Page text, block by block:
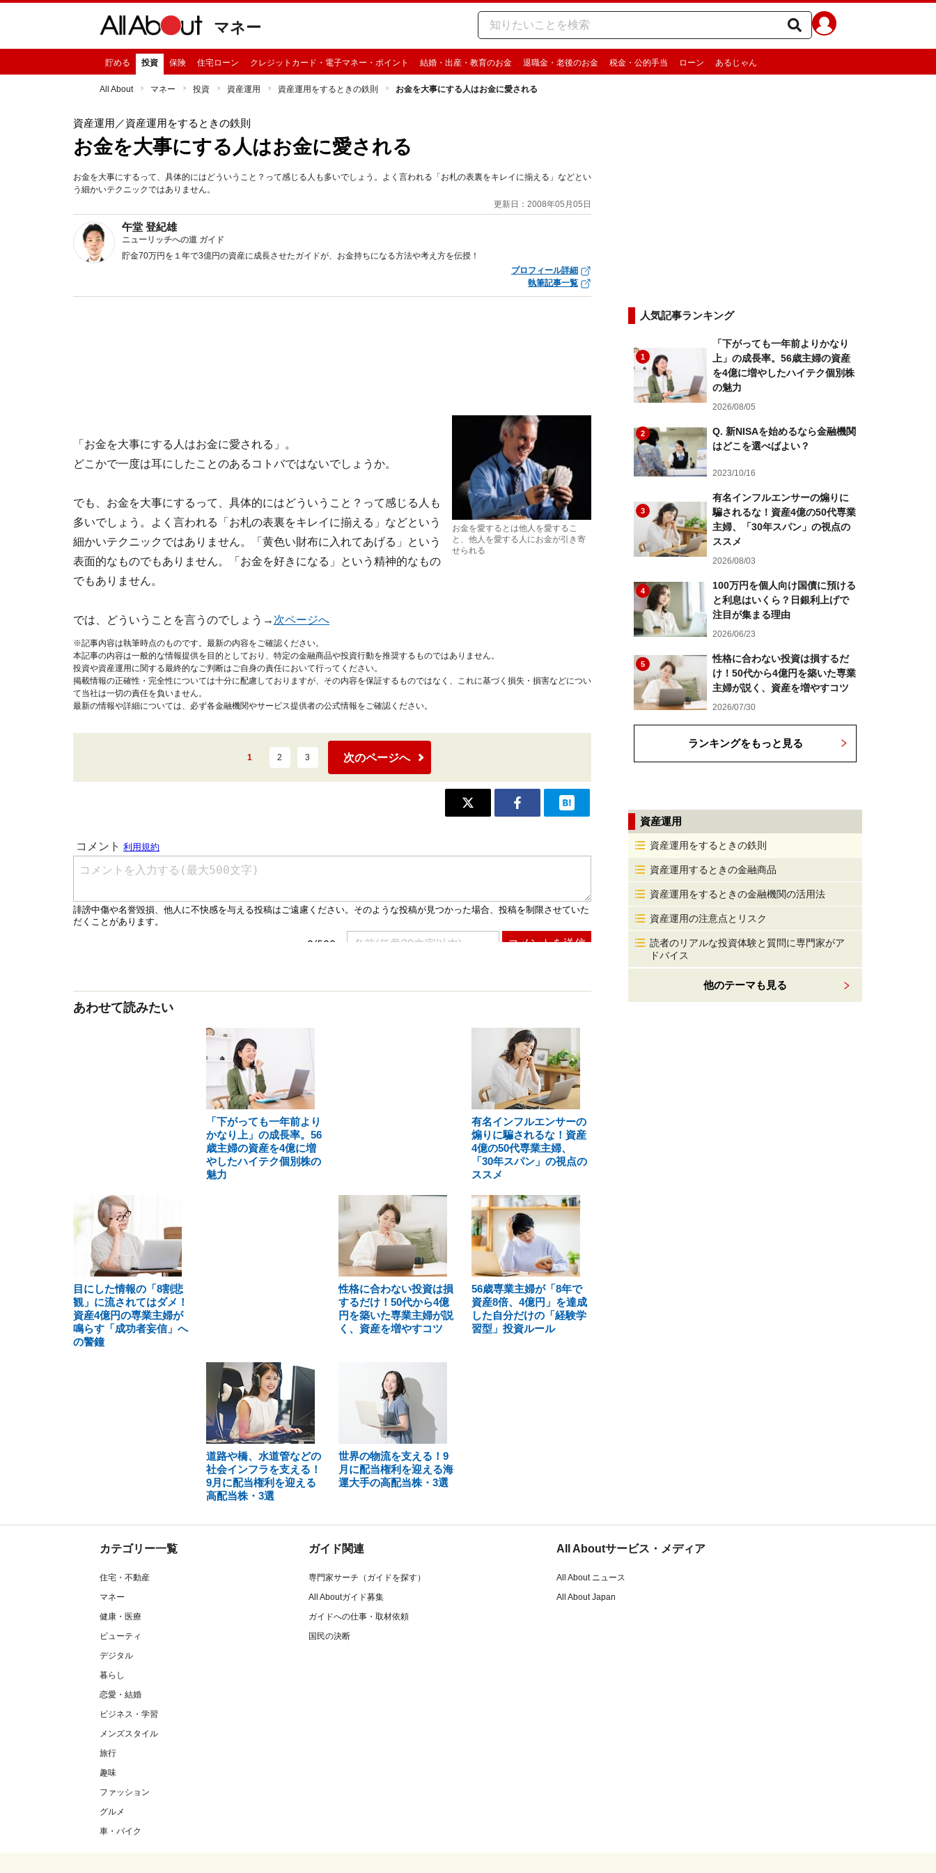
マネー
貯める 投資 保険 住宅ローン クレジットカード・電子マネー・ポイント 結婚・出産・教育のお金 退職金・老後のお金 税金・公的手当 ローン あるじゃん
All About マネー 投資 資産運用 資産運用をするときの鉄則 お金を大事にする人はお金に愛される
資産運用 ／資産運用をするときの鉄則
お金を大事にする人はお金に愛される
お金を大事にするって、具体的にはどういうこと？って感じる人も多いでしょう。よく言われる「お札の表裏をキレイに揃える」などとい
う細かいテクニックではありません。
更新日：2008年05月05日
午堂 登紀雄
ニューリッチへの道 ガイド
貯金70万円を１年で3億円の資産に成長させたガイドが、お金持ちになる方法や考え方を伝授！
プロフィール詳細
執筆記事一覧
お金を愛するとは他人を愛するこ
と、他人を愛する人にお金が引き寄
せられる
「お金を大事にする人はお金に愛される」。
どこかで一度は耳にしたことのあるコトバではないでしょうか。
でも、お金を大事にするって、具体的にはどういうこと？って感じる人も
多いでしょう。よく言われる「お札の表裏をキレイに揃える」などという
細かいテクニックではありません。「黄色い財布に入れてあげる」という
表面的なものでもありません。「お金を好きになる」という精神的なもの
でもありません。
では、どういうことを言うのでしょう→ 次ページへ
※記事内容は執筆時点のものです。最新の内容をご確認ください。
本記事の内容は一般的な情報提供を目的としており、特定の金融商品や投資行動を推奨するものではありません。
投資や資産運用に関する最終的なご判断はご自身の責任において行ってください。
掲載情報の正確性・完全性については十分に配慮しておりますが、その内容を保証するものではなく、これに基づく損失・損害などについ
て当社は一切の責任を負いません。
最新の情報や詳細については、必ず各金融機関やサービス提供者の公式情報をご確認ください。
1 2 3 次のページへ
あわせて読みたい
「下がっても一年前より
かなり上」の成長率。56
歳主婦の資産を4億に増
やしたハイテク個別株の
魅力
有名インフルエンサーの
煽りに騙されるな！資産
4億の50代専業主婦、
「30年スパン」の視点の
ススメ
目にした情報の「8割悲
観」に流されてはダメ！
資産4億円の専業主婦が
鳴らす「成功者妄信」へ
の警鐘
性格に合わない投資は損
するだけ！50代から4億
円を築いた専業主婦が説
く、資産を増やすコツ
56歳専業主婦が「8年で
資産8倍、4億円」を達成
した自分だけの「経験学
習型」投資ルール
道路や橋、水道管などの
社会インフラを支える！
9月に配当権利を迎える
高配当株・3選
世界の物流を支える！9
月に配当権利を迎える海
運大手の高配当株・3選
人気記事ランキング
1
「下がっても一年前よりかなり
上」の成長率。56歳主婦の資産
を4億に増やしたハイテク個別株
の魅力
2026/08/05
2
Q. 新NISAを始めるなら金融機関
はどこを選べばよい？
2023/10/16
3
有名インフルエンサーの煽りに
騙されるな！資産4億の50代専業
主婦、「30年スパン」の視点の
ススメ
2026/08/03
4
100万円を個人向け国債に預ける
と利息はいくら？日銀利上げで
注目が集まる理由
2026/06/23
5
性格に合わない投資は損するだ
け！50代から4億円を築いた専業
主婦が説く、資産を増やすコツ
2026/07/30
ランキングをもっと見る
資産運用
資産運用をするときの鉄則
資産運用するときの金融商品
資産運用をするときの金融機関の活用法
資産運用の注意点とリスク
読者のリアルな投資体験と質問に専門家がア
ドバイス
他のテーマも見る
カテゴリー一覧
住宅・不動産
マネー
健康・医療
ビューティ
デジタル
暮らし
恋愛・結婚
ビジネス・学習
メンズスタイル
旅行
趣味
ファッション
グルメ
車・バイク
ガイド関連
専門家サーチ（ガイドを探す）
All Aboutガイド募集
ガイドへの仕事・取材依頼
国民の決断
All Aboutサービス・メディア
All About ニュース
All About Japan